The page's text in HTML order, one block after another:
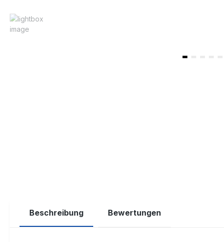
Beschreibung Bewertungen